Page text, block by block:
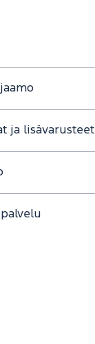
ja lisävarusteet